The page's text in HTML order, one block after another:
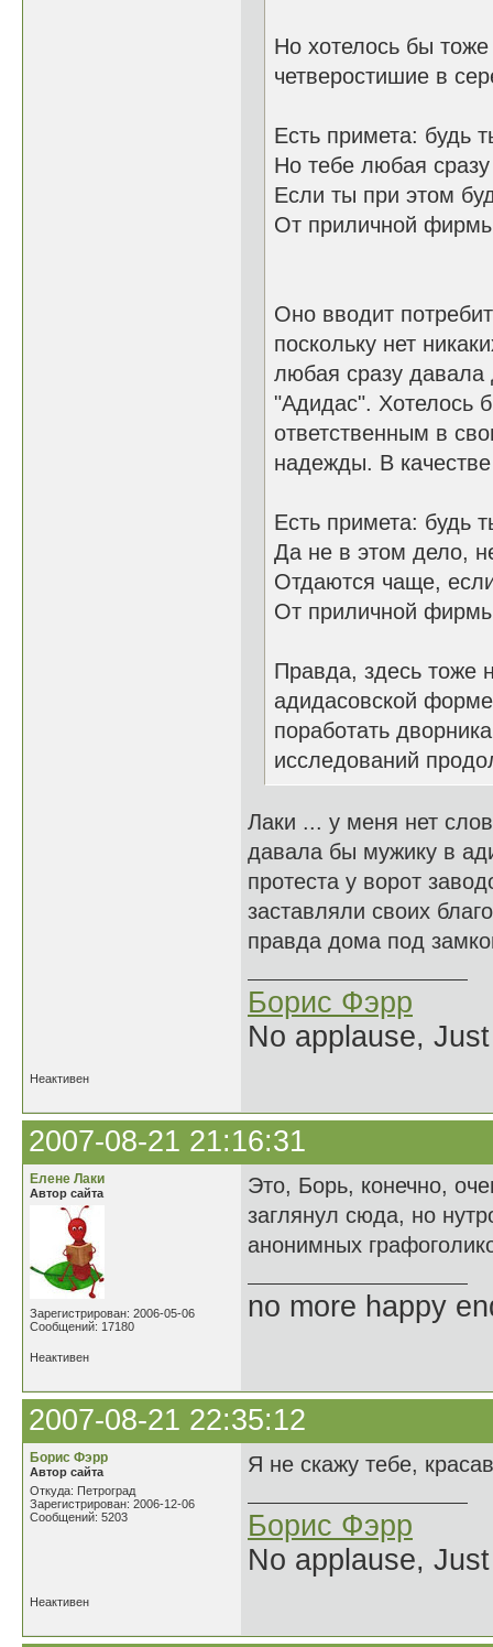
Но хотелось бы
четверостишие в
Есть примета: будь
Но тебе любая сразу
Если ты при этом
От приличной
Оно вводит
поскольку нет
любая сразу
"Адидас". Хотелось
ответственным в
надежды. В
Есть примета: будь
Да не в этом дело,
Отдаются чаще,
От приличной
Правда, здесь тоже
адидасовской
поработать
исследований
Лаки ... у меня нет
давала бы мужику в
протеста у ворот
заставляли своих
правда дома под
Борис Фэрр
No applause,
Неактивен
2007-08-21 21:16:31
Елене Лаки
Автор сайта
Зарегистрирован: 2006-05-06
Сообщений: 17180
Это, Борь, конечно,
заглянул сюда, но
анонимных
no more happy
Неактивен
2007-08-21 22:35:12
Борис Фэрр
Автор сайта
Откуда: Петроград
Зарегистрирован: 2006-12-06
Сообщений: 5203
Я не скажу тебе,
Борис Фэрр
No applause,
Неактивен